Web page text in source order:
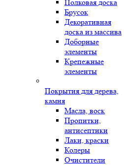
Полковая доска
Брусок
Декоративная
доска из массива
Доборные
элементы
Крепежные
элементы
Покрытия для дерева,
камня
Масла, воск
Пропитки,
антисептики
Лаки, краски
Колеры
Очистители